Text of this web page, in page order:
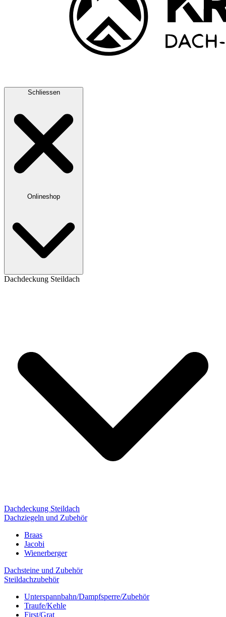
Schliessen
Onlineshop
Dachdeckung Steildach
Dachdeckung Steildach
Dachziegeln und Zubehör
Braas
Jacobi
Wienerberger
Dachsteine und Zubehör
Steildachzubehör
Unterspannbahn/Dampfsperre/Zubehör
Traufe/Kehle
First/Grat